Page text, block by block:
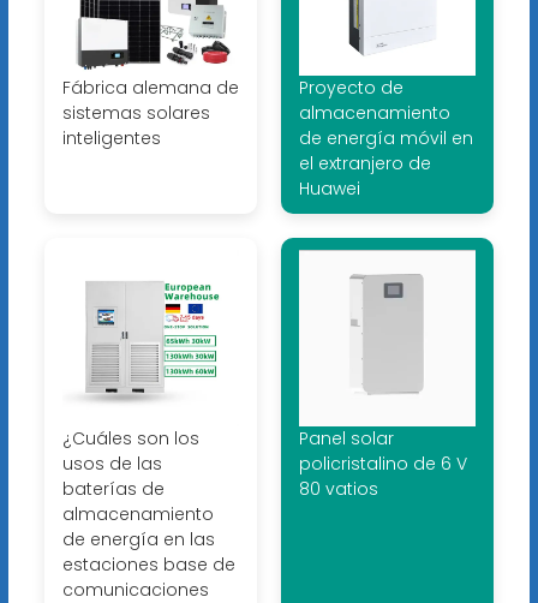
Fábrica alemana de
sistemas solares
inteligentes
Proyecto de
almacenamiento
de energía móvil en
el extranjero de
Huawei
¿Cuáles son los
usos de las
baterías de
almacenamiento
de energía en las
estaciones base de
comunicaciones
Panel solar
policristalino de 6 V
80 vatios